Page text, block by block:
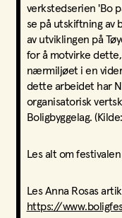
verkstedserien 'Bo
se på utskiftning av
av utviklingen på
for å motvirke
nærmiljøet i en
dette arbeidet har
organisatorisk
Boligbyggelag.
Les alt om
Les Anna Rosas
https://